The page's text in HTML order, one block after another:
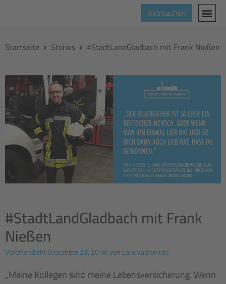
mitmachen
Startseite Stories #StadtLandGladbach mit Frank Nießen
#StadtLandGladbach mit Frank
Nießen
VeröffentlichtDezember 23, 2018 vonLara Valsamidis
„Meine Kollegen sind meine Lebensversicherung. Wenn